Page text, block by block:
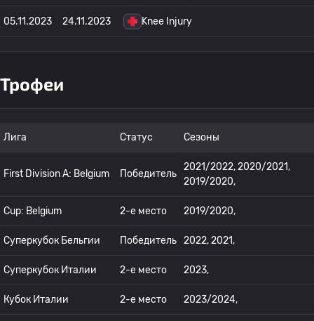
05.11.2023 24.11.2023 Knee Injury
Трофеи
Лига Статус Сезоны
First Division A: Belgium Победитель
2021/2022, 2020/2021,
2019/2020,
Cup: Belgium 2-е место 2019/2020,
Суперкубок Бельгии Победитель 2022, 2021,
Суперкубок Италии 2-е место 2023,
Кубок Италии 2-е место 2023/2024,